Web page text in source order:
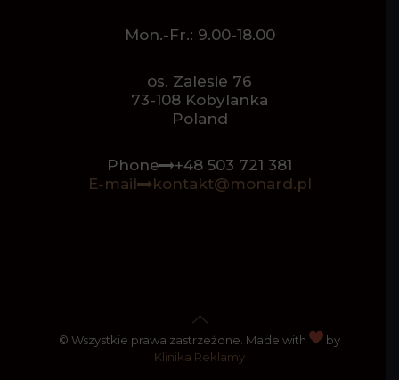
Mon.-Fr.: 9.00-18.00
os. Zalesie 76
73-108 Kobylanka
Poland
Phone
+48 503 721 381
E-mail
kontakt@monard.pl
© Wszystkie prawa zastrzeżone. Made with
by
Klinika Reklamy